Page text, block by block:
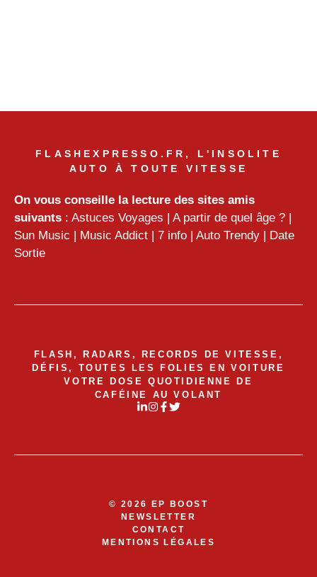
FLASHEXPRESSO.FR, L'INSOLITE
AUTO À TOUTE VITESSE
On vous conseille la lecture des sites amis
suivants : Astuces Voyages | A partir de quel âge ? |
Sun Music | Music Addict | 7 info | Auto Trendy | Date
Sortie
FLASH, RADARS, RECORDS DE VITESSE,
DÉFIS, TOUTES LES FOLIES EN VOITURE
VOTRE DOSE QUOTIDIENNE DE
CAFÉINE AU VOLANT
© 2026 EP BOOST
NEWSLETTER
CONTACT
MENTIONS LÉGALES